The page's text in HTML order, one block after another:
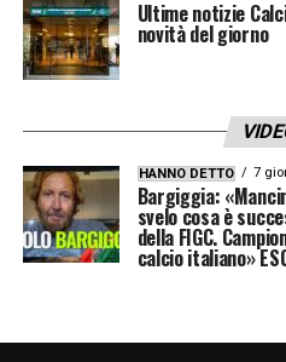
Ultime notizie
novità del giorno
HANNO DETTO 7
Bargiggia:
svelo cosa è
della FIGC.
calcio italiano»